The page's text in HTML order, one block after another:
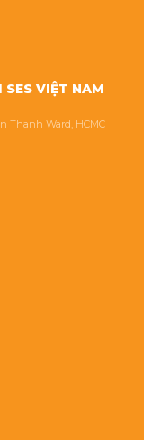
SES VIỆT NAM
Thanh Ward, HCMC